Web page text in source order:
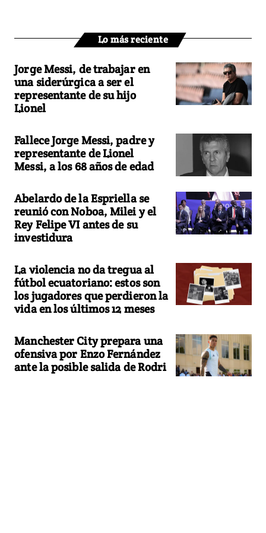
Lo más reciente
Jorge Messi, de trabajar en
una siderúrgica a ser el
representante de su hijo
Lionel
Fallece Jorge Messi, padre y
representante de Lionel
Messi, a los 68 años de edad
Abelardo de la Espriella se
reunió con Noboa, Milei y el
Rey Felipe VI antes de su
investidura
La violencia no da tregua al
fútbol ecuatoriano: estos son
los jugadores que perdieron la
vida en los últimos 12 meses
Manchester City prepara una
ofensiva por Enzo Fernández
ante la posible salida de Rodri